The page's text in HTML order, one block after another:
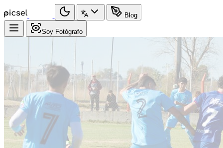
Blog
Soy Fotógrafo